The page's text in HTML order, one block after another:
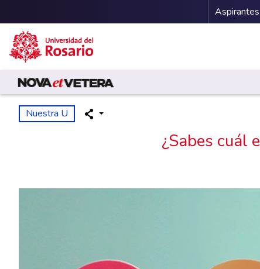
Pasar al contenido principal
Aspirantes
Nuestra U
¿Sabes cuál